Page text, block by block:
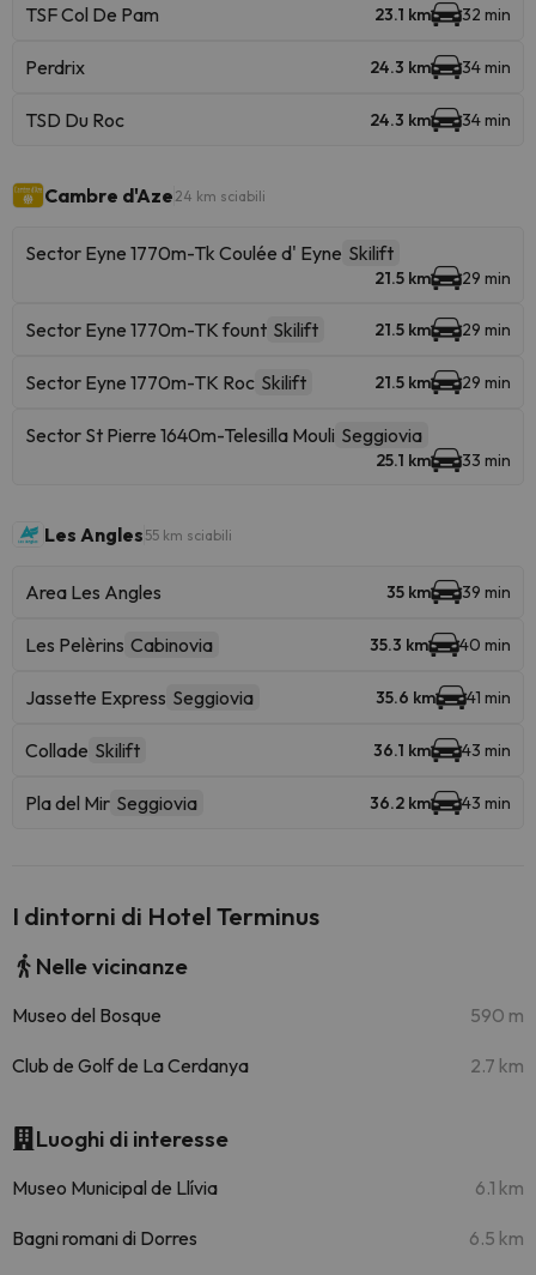
TSF Col De Pam 23.1 km 32 min
Perdrix 24.3 km 34 min
TSD Du Roc 24.3 km 34 min
Cambre d'Aze 24 km sciabili
Sector Eyne 1770m-Tk Coulée d' Eyne Skilift
21.5 km 29 min
Sector Eyne 1770m-TK fount Skilift 21.5 km 29 min
Sector Eyne 1770m-TK Roc Skilift 21.5 km 29 min
Sector St Pierre 1640m-Telesilla Mouli Seggiovia
25.1 km 33 min
Les Angles 55 km sciabili
Area Les Angles 35 km 39 min
Les Pelèrins Cabinovia 35.3 km 40 min
Jassette Express Seggiovia 35.6 km 41 min
Collade Skilift 36.1 km 43 min
Pla del Mir Seggiovia 36.2 km 43 min
I dintorni di Hotel Terminus
Nelle vicinanze
Museo del Bosque 590 m
Club de Golf de La Cerdanya 2.7 km
Luoghi di interesse
Museo Municipal de Llívia 6.1 km
Bagni romani di Dorres 6.5 km